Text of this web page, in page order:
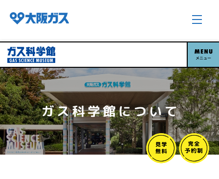
企業情報TOP
企業/グループについて
社会貢献
メニュー